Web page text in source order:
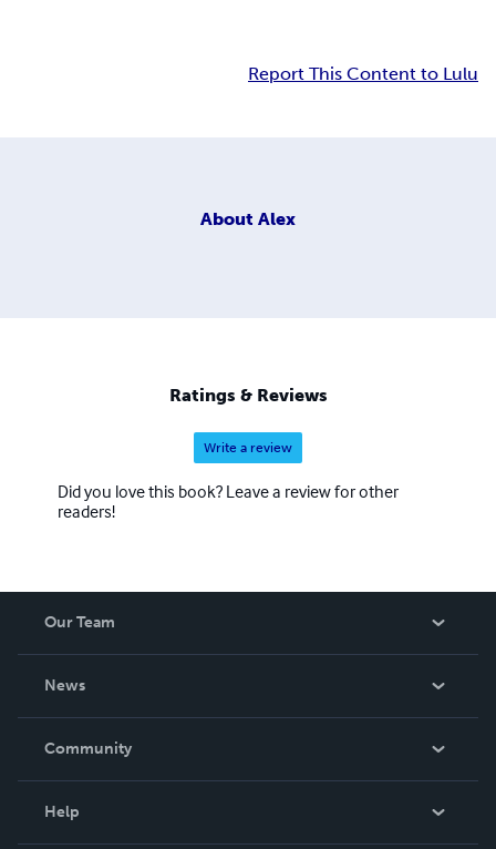
Report This Content to Lulu
About Alex
Ratings & Reviews
Write a review
Did you love this book? Leave a review for other
readers!
Our Team
News
In The News
Community
Help